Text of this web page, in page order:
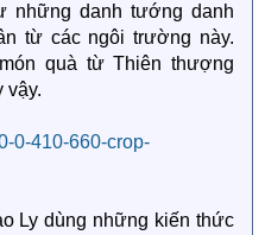
những danh tướng danh
từ các ngôi trường này.
quà từ Thiên thượng
vậy.
Ly dùng những kiến thức